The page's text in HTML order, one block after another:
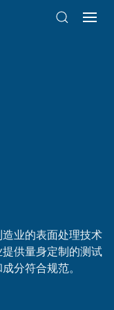
业的表面处理技术
供量身定制的测试
分符合规范。